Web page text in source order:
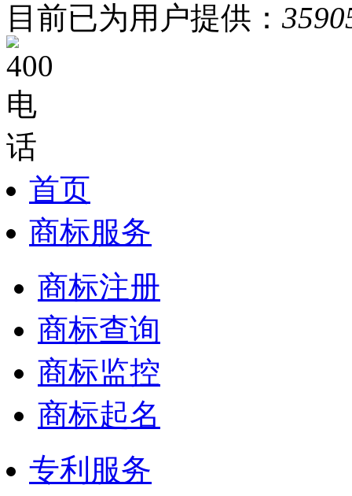
目前已为用户提供：
首页
商标服务
商标注册
商标查询
商标监控
商标起名
专利服务